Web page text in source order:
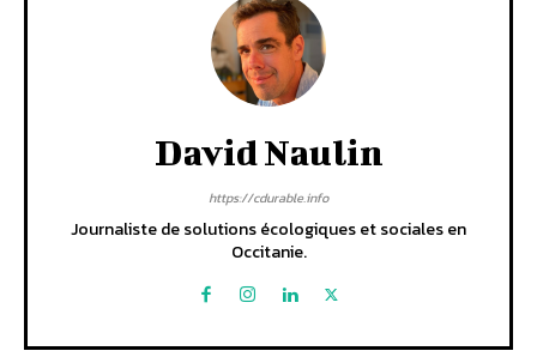
David Naulin
https://cdurable.info
Journaliste de solutions écologiques et sociales en
Occitanie.